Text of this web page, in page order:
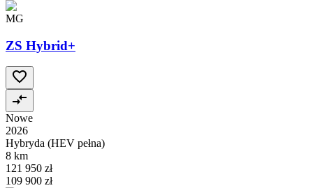
MG
ZS Hybrid+
Nowe
2026
Hybryda (HEV pełna)
8 km
121 950 zł
109 900 zł